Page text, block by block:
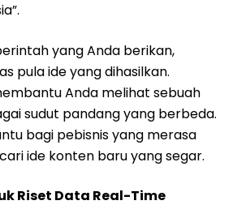
yang Anda berikan,
pula ide yang dihasilkan.
Anda melihat sebuah
sudut pandang yang berbeda.
bagi pebisnis yang merasa
ide konten baru yang segar.
Riset Data Real-Time